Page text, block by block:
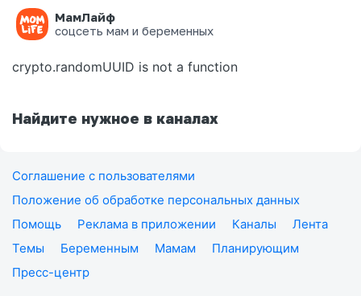
МамЛайф
соцсеть мам и беременных
Ошибка на странице
crypto.randomUUID is not a function
Найдите нужное в каналах
Соглашение с пользователями
Положение об обработке персональных данных
Помощь
Реклама в приложении Каналы
Лента
Темы
Беременным Мамам
Планирующим
Пресс-центр